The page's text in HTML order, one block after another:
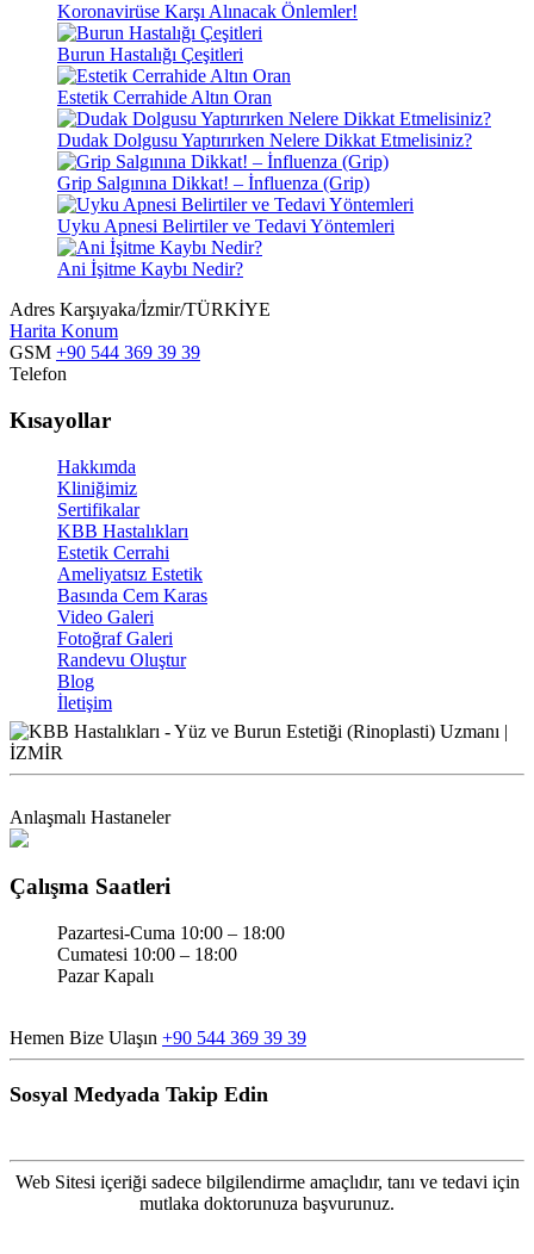
Koronavirüse Karşı Alınacak Önlemler!
Burun Hastalığı Çeşitleri
Estetik Cerrahide Altın Oran
Dudak Dolgusu Yaptırırken Nelere Dikkat Etmelisiniz?
Grip Salgınına Dikkat! – İnfluenza (Grip)
Uyku Apnesi Belirtiler ve Tedavi Yöntemleri
Ani İşitme Kaybı Nedir?
Adres Karşıyaka/İzmir/TÜRKİYE
Harita Konum
GSM +90 544 369 39 39
Telefon
Kısayollar
Hakkımda
Kliniğimiz
Sertifikalar
KBB Hastalıkları
Estetik Cerrahi
Ameliyatsız Estetik
Basında Cem Karas
Video Galeri
Fotoğraf Galeri
Randevu Oluştur
Blog
İletişim
Anlaşmalı Hastaneler
Çalışma Saatleri
Pazartesi-Cuma 10:00 – 18:00
Cumatesi 10:00 – 18:00
Pazar Kapalı
Hemen Bize Ulaşın +90 544 369 39 39
Sosyal Medyada Takip Edin
Web Sitesi içeriği sadece bilgilendirme amaçlıdır, tanı ve tedavi için
mutlaka doktorunuza başvurunuz.